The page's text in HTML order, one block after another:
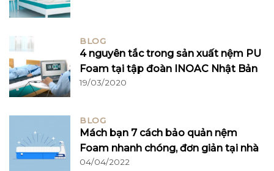
BLOG
4 nguyên tắc trong sản xuất nệm PU
Foam tại tập đoàn INOAC Nhật Bản
19/03/2020
BLOG
Mách bạn 7 cách bảo quản nệm
Foam nhanh chóng, đơn giản tại nhà
04/04/2022